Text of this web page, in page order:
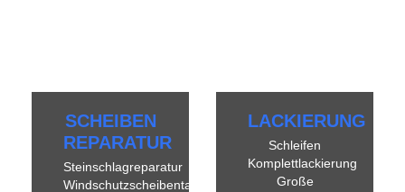
SCHEIBEN
REPARATUR
Steinschlagreparatur
Windschutzscheibentausch
LACKIERUNG
Schleifen
Komplettlackierung
Große